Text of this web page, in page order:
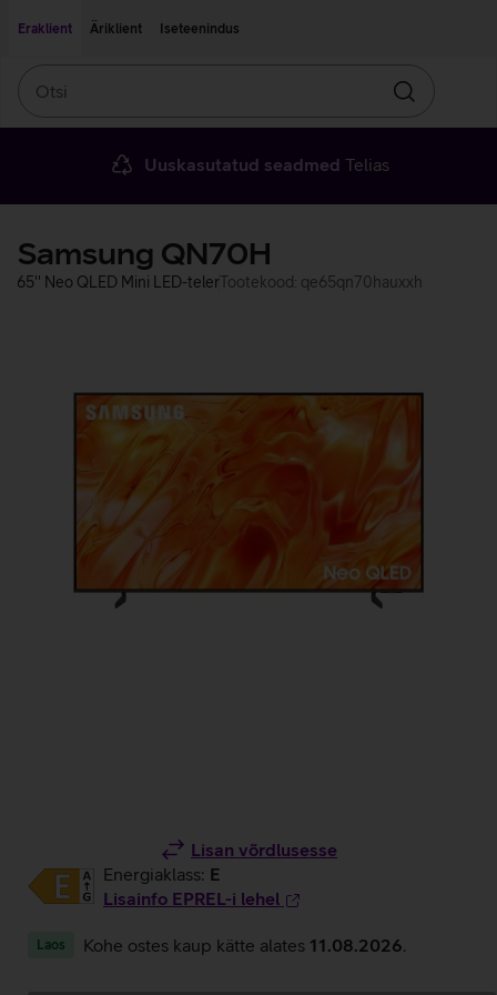
Eraklient
Äriklient Iseteenindus
Otsin
Uuskasutatud seadmed Telias
Samsung QN70H
65'' Neo QLED Mini LED-telerTootekood: qe65qn70hauxxh
Lisan võrdlusesse
Energiaklass: E
Lisainfo EPREL-i lehel
Laos Kohe ostes kaup kätte alates 11.08.2026